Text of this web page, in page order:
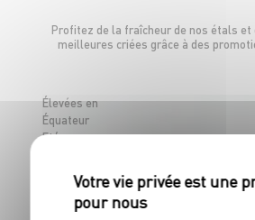
Profitez de la fraîcheur de nos étals et
meilleures criées grâce à des
Élevées en
Équateur
Et/ou
Crevettes décortiquées cuites
Sans sulfites